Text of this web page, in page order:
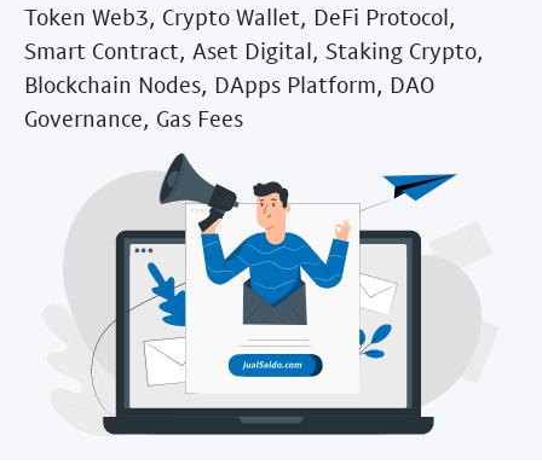
Token Web3, Crypto Wallet, DeFi Protocol,
Smart Contract, Aset Digital, Staking Crypto,
Blockchain Nodes, DApps Platform, DAO
Governance, Gas Fees